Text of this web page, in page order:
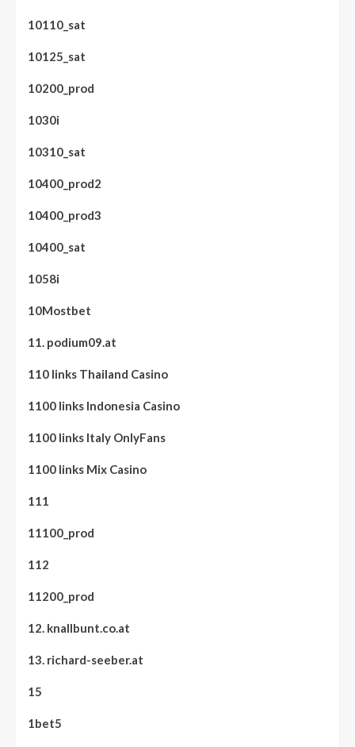
10110_sat
10125_sat
10200_prod
1030i
10310_sat
10400_prod2
10400_prod3
10400_sat
1058i
10Mostbet
11. podium09.at
110 links Thailand Casino
1100 links Indonesia Casino
1100 links Italy OnlyFans
1100 links Mix Casino
111
11100_prod
112
11200_prod
12. knallbunt.co.at
13. richard-seeber.at
15
1bet5